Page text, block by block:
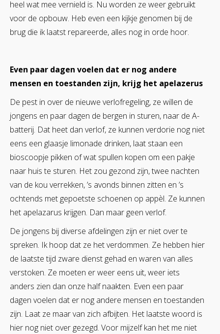
heel wat mee vernield is. Nu worden ze weer gebruikt
voor de opbouw. Heb even een kijkje genomen bij de
brug die ik laatst repareerde, alles nog in orde hoor.
Even paar dagen voelen dat er nog andere
mensen en toestanden zijn, krijg het apelazerus
De pest in over de nieuwe verlofregeling, ze willen de
jongens en paar dagen de bergen in sturen, naar de A-
batterij. Dat heet dan verlof, ze kunnen verdorie nog niet
eens een glaasje limonade drinken, laat staan een
bioscoopje pikken of wat spullen kopen om een pakje
naar huis te sturen. Het zou gezond zijn, twee nachten
van de kou verrekken, ’s avonds binnen zitten en ’s
ochtends met gepoetste schoenen op appèl. Ze kunnen
het apelazarus krijgen. Dan maar geen verlof.
De jongens bij diverse afdelingen zijn er niet over te
spreken. Ik hoop dat ze het verdommen. Ze hebben hier
de laatste tijd zware dienst gehad en waren van alles
verstoken. Ze moeten er weer eens uit, weer iets
anders zien dan onze half naakten. Even een paar
dagen voelen dat er nog andere mensen en toestanden
zijn. Laat ze maar van zich afbijten. Het laatste woord is
hier nog niet over gezegd. Voor mijzelf kan het me niet